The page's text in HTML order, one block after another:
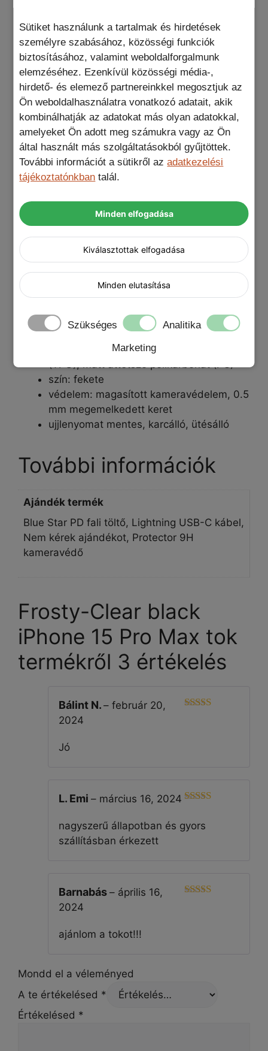
Sütiket használunk a tartalmak és hirdetések
személyre szabásához, közösségi funkciók
biztosításához, valamint weboldalforgalmunk
elemzéséhez. Ezenkívül közösségi média-,
hirdető- és elemező partnereinkkel megosztjuk az
Ön weboldalhasználatra vonatkozó adatait, akik
kombinálhatják az adatokat más olyan adatokkal,
amelyeket Ön adott meg számukra vagy az Ön
által használt más szolgáltatásokból gyűjtöttek.
További információt a sütikről azadatkezelési
tájékoztatónkban talál.
Minden elfogadása
Kiválasztottak elfogadása
Minden elutasítása
Szükséges
Analitika
Marketing
AzilleszkedésaziPhonetelefonodhoz
tökéletesés pontos, így minden gomb, kamera
és port könnyen elérhető marad! Ez az igazi
tökéletes kiegészítő az életedhez! Tedd szebbé
és biztonságosabbá készülékedet ezzel az
egyedülálló és stílusos MagSafe telefontokkal!
Szerezd meg ezt aMagSafe áttetsző fekete
a kényelmet, védelmet és divatot együtt! Csak
egy kattintás választ el a tökéletes választástól.
típus: MagSafe technológiával
anyaga: puha thermoplastic polyurethane
szín: fekete
védelem: magasított kameravédelem, 0.5
mm megemelkedett keret
ujjlenyomat mentes, karcálló, ütésálló
További információk
Ajándék termék
Blue Star PD fali töltő, Lightning USB-C kábel,
Nem kérek ajándékot, Protector 9H
kameravédő
Frosty-Clear black
iPhone 15 Pro Max tok
termékről 3 értékelés
Bálint N. – február 20,
2024
Jó
4/ 5
L. Emi – március 16, 2024
nagyszerű állapotban és gyors
szállításban érkezett
Barnabás – április 16,
2024
ajánlom a tokot!!!
Mondd el a véleményed
A te értékelésed *
Értékelésed *